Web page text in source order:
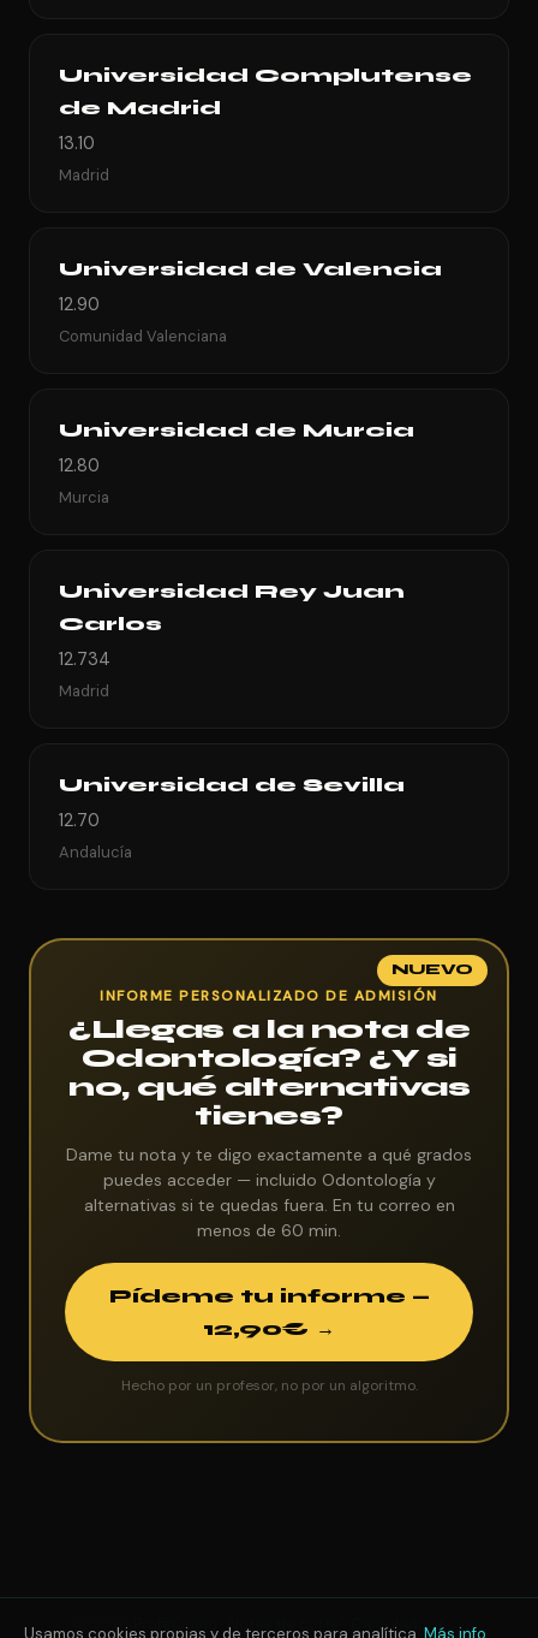
Universidad Complutense
de Madrid
13.10
Madrid
Universidad de Valencia
12.90
Comunidad Valenciana
Universidad de Murcia
12.80
Murcia
Universidad Rey Juan
Carlos
12.734
Madrid
Universidad de Sevilla
12.70
Andalucía
NUEVO
INFORME PERSONALIZADO DE ADMISIÓN
¿Llegas a la nota de
Odontología? ¿Y si
no, qué alternativas
tienes?
Dame tu nota y te digo exactamente a qué grados
puedes acceder — incluido Odontología y
alternativas si te quedas fuera. En tu correo en
menos de 60 min.
Pídeme tu informe —
12,90€ →
Hecho por un profesor, no por un algoritmo.
© 2026 ProfeQuino Notas de corte Calculadora· · ·
Usamos cookies propias y de terceros para analítica. Más info